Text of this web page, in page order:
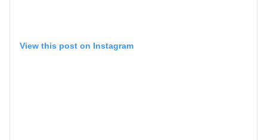
View this post on Instagram